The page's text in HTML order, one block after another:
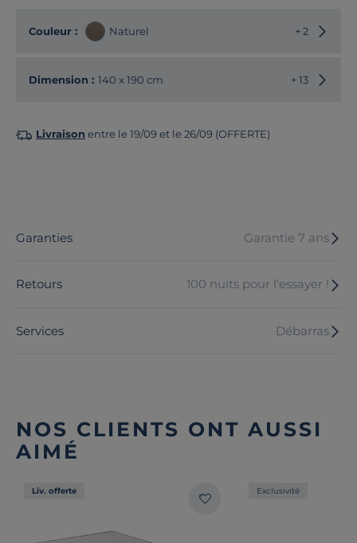
Couleur : Naturel + 2
Dimension : 140 x 190 cm + 13
Livraison entre le 19/09 et le 26/09 (OFFERTE)
Garanties Garantie 7 ans
Retours 100 nuits pour l'essayer !
Services Débarras
NOS CLIENTS ONT AUSSI
AIMÉ
Liv. offerte Exclusivité